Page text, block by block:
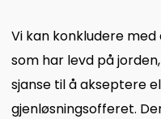
Vi kan konkludere
som har levd på
sjanse til å akseptere
gjenløsningsofferet.